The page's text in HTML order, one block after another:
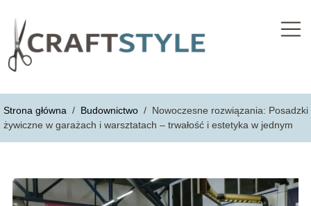
Strona główna / Budownictwo / Nowoczesne rozwiązania: Posadzki
żywiczne w garażach i warsztatach – trwałość i estetyka w jednym